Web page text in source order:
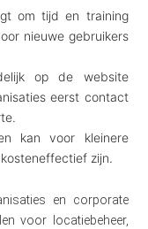
om tijd en training
nieuwe gebruikers
op de website
eerst contact
kan voor kleinere
zijn.
en corporate
voor locatiebeheer,